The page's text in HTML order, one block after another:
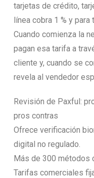
tarjetas de crédito,
línea cobra 1 % y para
Cuando comienza la
pagan esa tarifa a
cliente y, cuando se
revela al vendedor
Revisión de Paxful:
pros contras
Ofrece verificación
digital no regulado.
Más de 300 métodos
Tarifas comerciales